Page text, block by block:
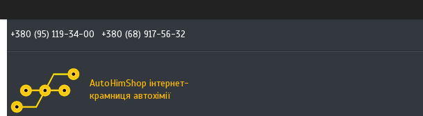
+380 (95) 119-34-00 +380 (68) 917-56-32
AutoHimShop інтернет-
крамниця автохімії